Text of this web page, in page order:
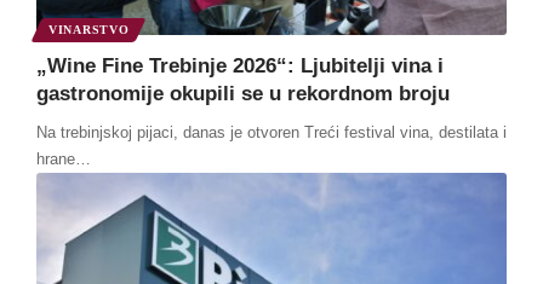
VINARSTVO
„Wine Fine Trebinje 2026“: Ljubitelji vina i
gastronomije okupili se u rekordnom broju
Na trebinjskoj pijaci, danas je otvoren Treći festival vina, destilata i
hrane